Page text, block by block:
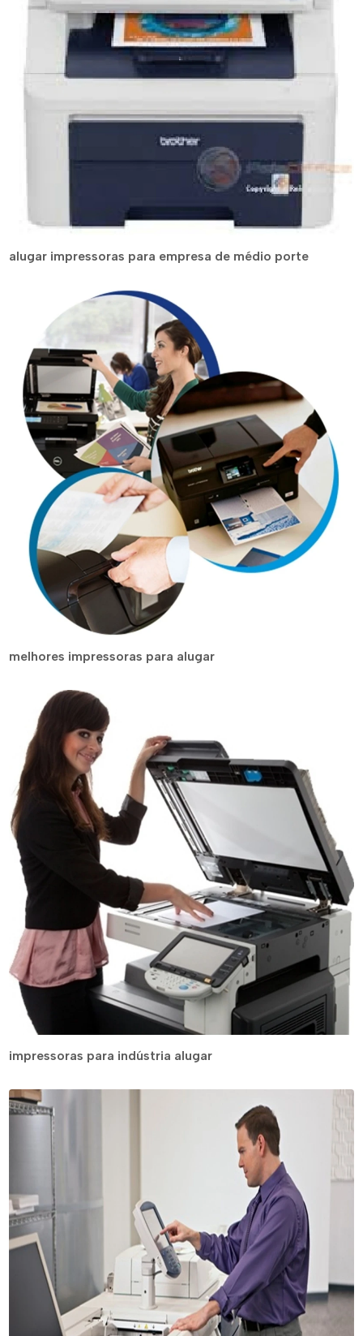
alugar impressoras para empresa de médio porte
melhores impressoras para alugar
impressoras para indústria alugar